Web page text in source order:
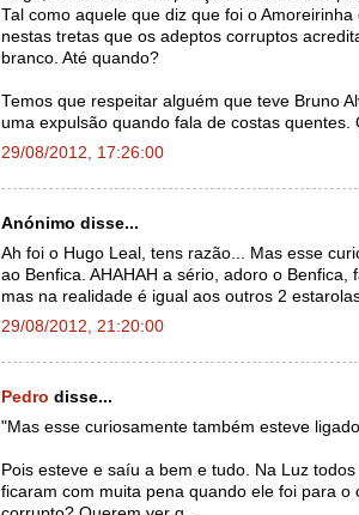
Tal como aquele que diz que foi o
nestas tretas que os adeptos corruptos
branco. Até quando?
Temos que respeitar alguém que teve Bruno
uma expulsão quando fala de costas quentes.
29/08/2012, 17:26:00
Anónimo disse...
Ah foi o Hugo Leal, tens razão... Mas esse
ao Benfica. AHAHAH a sério, adoro o Benfica,
mas na realidade é igual aos outros 2
29/08/2012, 21:20:00
Pedro disse...
"Mas esse curiosamente também esteve
Pois esteve e saíu a bem e tudo. Na Luz
ficaram com muita pena quando ele foi para